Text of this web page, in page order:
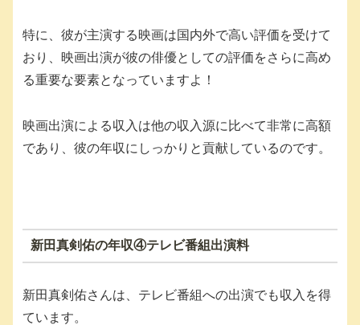
特に、彼が主演する映画は国内外で高い評価を受けて
おり、映画出演が彼の俳優としての評価をさらに高め
る重要な要素となっていますよ！
映画出演による収入は他の収入源に比べて非常に高額
であり、彼の年収にしっかりと貢献しているのです。
新田真剣佑の年収④テレビ番組出演料
新田真剣佑さんは、テレビ番組への出演でも収入を得
ています。